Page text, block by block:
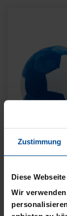
Zustimmung
Diese
Wir
PLÜSCHBALL
GROSS
14,95 €